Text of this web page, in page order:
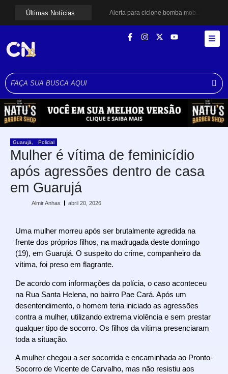
Últimas Notícias
Alerta para ciclone bomba mobiliza moradores de Cubatão após estragos causados por vendaval
Santos avança com proposta para municipalizar manutenção das calçadas
Cubatão orienta população sobre esquema vacinal contra sarampo e poliomielite
Pai e filho ficam feridos após se esfaquearem durante briga em Cubatão
Guarujá, Policial
Mulher é vítima de feminicídio
após agressões dentro de casa
em Guarujá
Almir Anhas abril 20, 2026
Uma mulher morreu após ser brutalmente agredida na
frente dos próprios filhos, na madrugada deste domingo
(19), em Guarujá. O suspeito do crime, companheiro da
vítima, foi preso em flagrante.
De acordo com informações da polícia, o caso aconteceu
na Rua Santa Helena, no bairro Pae Cará. Após um
desentendimento, o homem teria iniciado as agressões
contra a mulher, utilizando extrema violência e sem prestar
qualquer tipo de socorro. Os filhos da vítima presenciaram
toda a situação.
A mulher chegou a ser socorrida e encaminhada ao Pronto-
Socorro de Vicente de Carvalho, mas não resistiu aos